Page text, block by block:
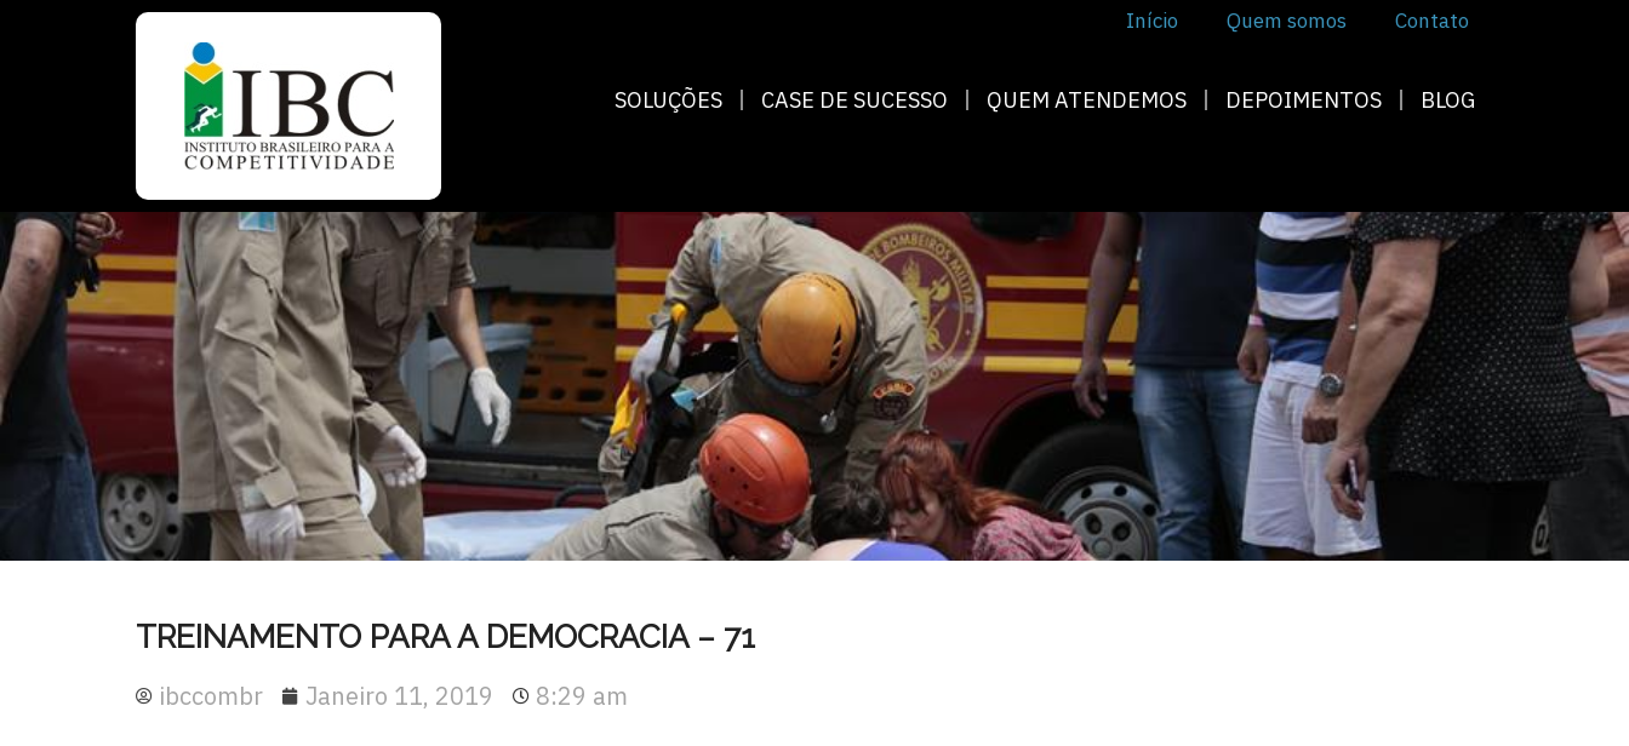
Início Quem somos Contato
SOLUÇÕES CASE DE SUCESSO QUEM ATENDEMOS DEPOIMENTOS BLOG
TREINAMENTO PARA A DEMOCRACIA – 71
ibccombr Janeiro 11, 2019 8:29 am